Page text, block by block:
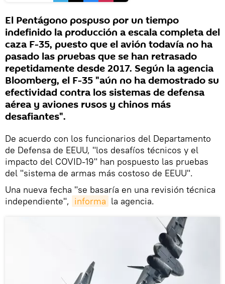
El Pentágono pospuso por un tiempo
indefinido la producción a escala completa del
caza F-35, puesto que el avión todavía no ha
pasado las pruebas que se han retrasado
repetidamente desde 2017. Según la agencia
Bloomberg, el F-35 "aún no ha demostrado su
efectividad contra los sistemas de defensa
aérea y aviones rusos y chinos más
desafiantes".
De acuerdo con los funcionarios del Departamento
de Defensa de EEUU, "los desafíos técnicos y el
impacto del COVID-19" han pospuesto las pruebas
del "sistema de armas más costoso de EEUU".
Una nueva fecha "se basaría en una revisión técnica
independiente", informa la agencia.